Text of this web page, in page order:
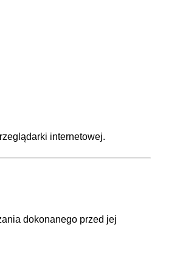
internetowej.
dokonanego przed jej